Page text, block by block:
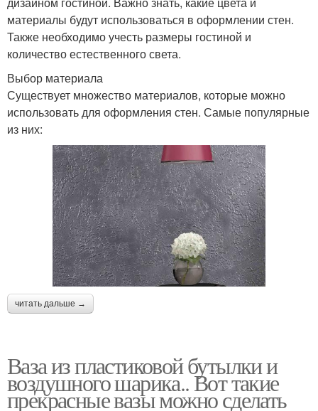
материалы будут использоваться в оформлении стен.
Также необходимо учесть размеры гостиной и
количество естественного света.
Выбор материала
Существует множество материалов, которые можно
использовать для оформления стен. Самые популярные
из них:
читать дальше →
Ваза из пластиковой бутылки и
воздушного шарика.. Вот такие
прекрасные вазы можно сделать